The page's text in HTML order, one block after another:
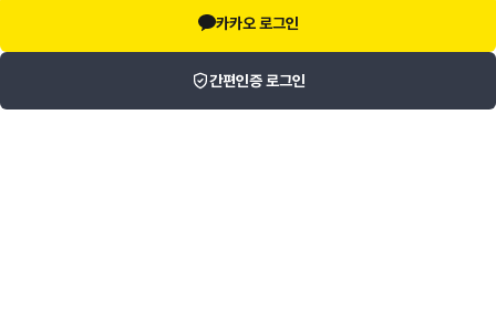
카카오 로그인
간편인증 로그인